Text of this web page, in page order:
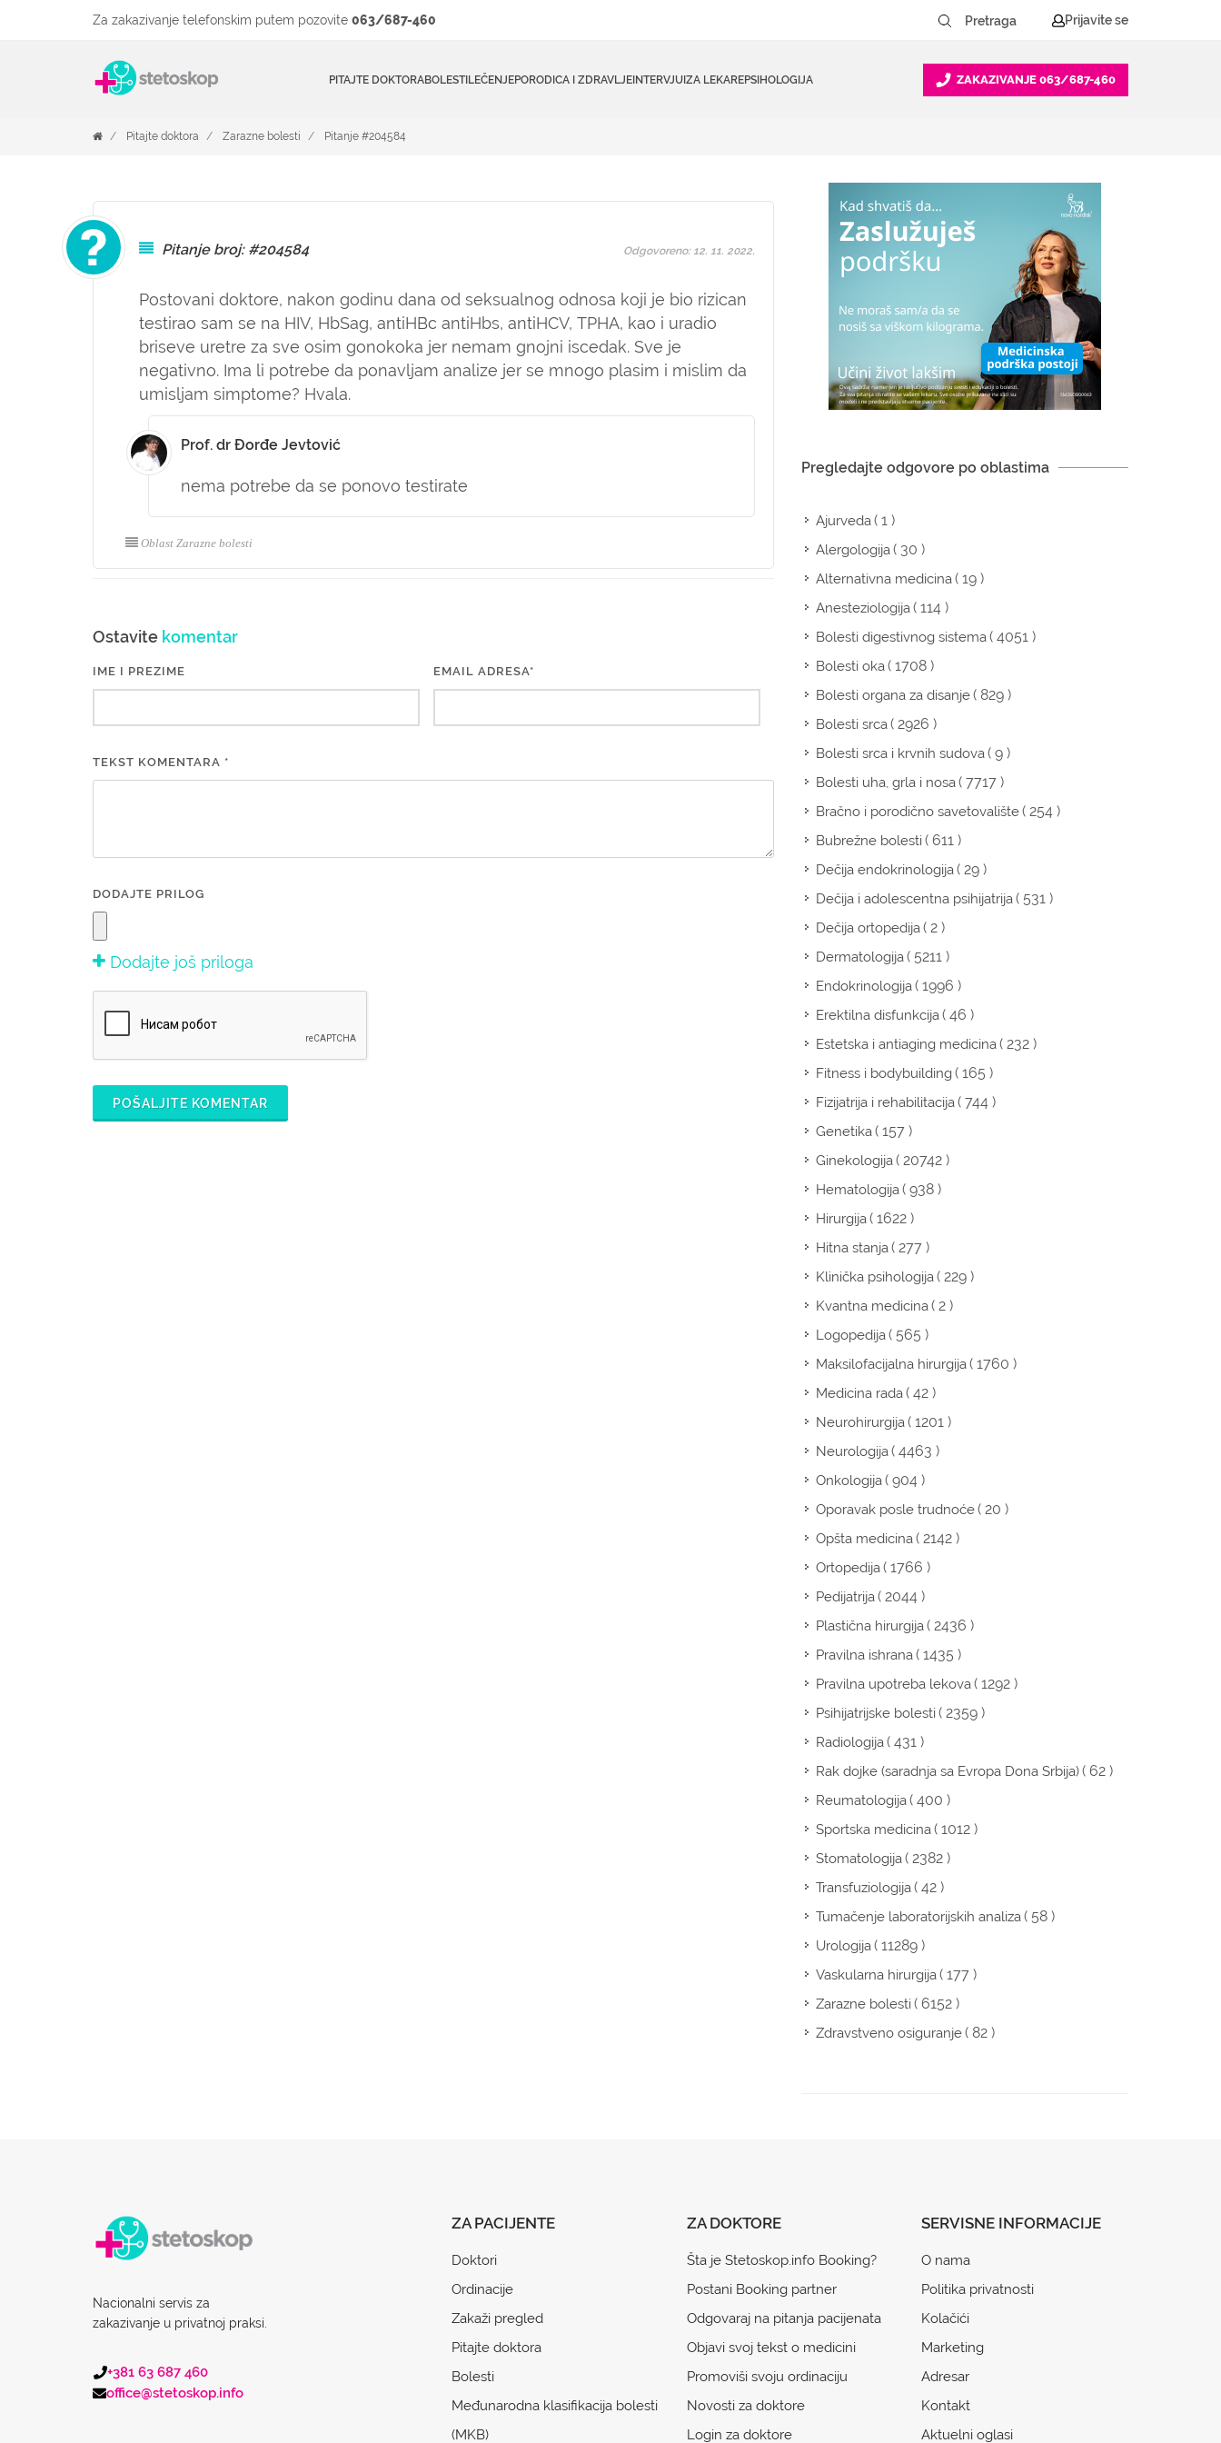
Za zakazivanje telefonskim putem pozovite 063/687-460 Prijavite se
PITAJTE DOKTORABOLESTILEČENJEPORODICA I ZDRAVLJEINTERVJUIZA LEKAREPSIHOLOGIJA ZAKAZIVANJE 063/687-460
Pitajte doktora Zarazne bolesti Pitanje #204584
Pitanje broj: #204584
Postovani doktore, nakon godinu dana od seksualnog odnosa koji je bio rizican
testirao sam se na HIV, HbSag, antiHBc antiHbs, antiHCV, TPHA, kao i uradio
briseve uretre za sve osim gonokoka jer nemam gnojni iscedak. Sve je
negativno. Ima li potrebe da ponavljam analize jer se mnogo plasim i mislim da
umisljam simptome? Hvala.
Odgovoreno: 12. 11. 2022.
Prof. dr Đorđe Jevtović
nema potrebe da se ponovo testirate
Oblast Zarazne bolesti
Ostavite komentar
IME I PREZIME EMAIL ADRESA*
TEKST KOMENTARA *
DODAJTE PRILOG
Dodajte još priloga
POŠALJITE KOMENTAR
Pregledajte odgovore po oblastima
Ajurveda( 1 )
Alergologija( 30 )
Alternativna medicina( 19 )
Anesteziologija( 114 )
Bolesti digestivnog sistema( 4051 )
Bolesti oka( 1708 )
Bolesti organa za disanje( 829 )
Bolesti srca( 2926 )
Bolesti srca i krvnih sudova( 9 )
Bolesti uha, grla i nosa( 7717 )
Bračno i porodično savetovalište( 254 )
Bubrežne bolesti( 611 )
Dečija endokrinologija( 29 )
Dečija i adolescentna psihijatrija( 531 )
Dečija ortopedija( 2 )
Dermatologija( 5211 )
Endokrinologija( 1996 )
Erektilna disfunkcija( 46 )
Estetska i antiaging medicina( 232 )
Fitness i bodybuilding( 165 )
Fizijatrija i rehabilitacija( 744 )
Genetika( 157 )
Ginekologija( 20742 )
Hematologija( 938 )
Hirurgija( 1622 )
Hitna stanja( 277 )
Klinička psihologija( 229 )
Kvantna medicina( 2 )
Logopedija( 565 )
Maksilofacijalna hirurgija( 1760 )
Medicina rada( 42 )
Neurohirurgija( 1201 )
Neurologija( 4463 )
Onkologija( 904 )
Oporavak posle trudnoće( 20 )
Opšta medicina( 2142 )
Ortopedija( 1766 )
Pedijatrija( 2044 )
Plastična hirurgija( 2436 )
Pravilna ishrana( 1435 )
Pravilna upotreba lekova( 1292 )
Psihijatrijske bolesti( 2359 )
Radiologija( 431 )
Rak dojke (saradnja sa Evropa Dona Srbija)( 62 )
Reumatologija( 400 )
Sportska medicina( 1012 )
Stomatologija( 2382 )
Transfuziologija( 42 )
Tumačenje laboratorijskih analiza( 58 )
Urologija( 11289 )
Vaskularna hirurgija( 177 )
Zarazne bolesti( 6152 )
Zdravstveno osiguranje( 82 )
Nacionalni servis za
zakazivanje u privatnoj praksi.
+381 63 687 460
office@stetoskop.info
ZA PACIJENTE
Doktori
Ordinacije
Zakaži pregled
Pitajte doktora
Bolesti
Međunarodna klasifikacija bolesti
(MKB)
ZA DOKTORE
Šta je Stetoskop.info Booking?
Postani Booking partner
Odgovaraj na pitanja pacijenata
Objavi svoj tekst o medicini
Promoviši svoju ordinaciju
Novosti za doktore
Login za doktore
SERVISNE INFORMACIJE
O nama
Politika privatnosti
Kolačići
Marketing
Adresar
Kontakt
Aktuelni oglasi